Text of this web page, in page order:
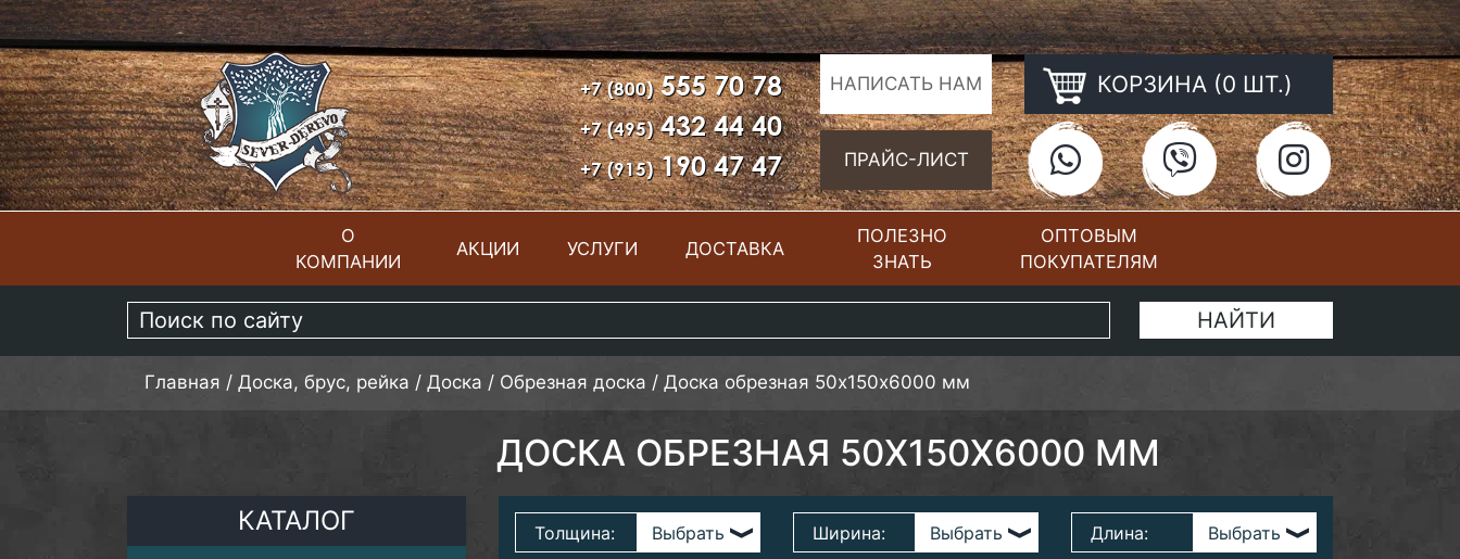
+7 (800)555 70 78
+7 (495)432 44 40
+7 (915)190 47 47
НАПИСАТЬ НАМ
ПРАЙС-ЛИСТ
КОРЗИНА (0 ШТ.)
ГЛАВНАЯ
О
КОМПАНИИ
АКЦИИ УСЛУГИ ДОСТАВКА
ПОЛЕЗНО
ЗНАТЬ
ОПТОВЫМ
ПОКУПАТЕЛЯМ
КОНТАКТЫ
Главная / Доска, брус, рейка / Доска / Обрезная доска / Доска обрезная 50х150х6000 мм
ДОСКА ОБРЕЗНАЯ 50Х150Х6000 ММ
КАТАЛОГ Толщина: Ширина: Длина: